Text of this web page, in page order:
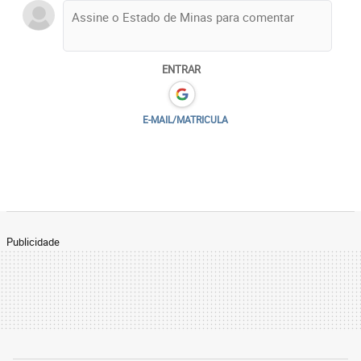
Bauer, representante do Unicef no Brasil.
O fechamento das escolas, medida imposta pelo
isolamento social para conter a proliferação do
vírus, afetou a aprendizagem de crianças e
ENTRAR
E-MAIL/MATRICULA
Publicidade